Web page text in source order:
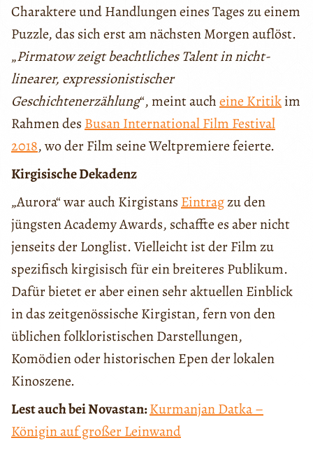
Charaktere und Handlungen eines Tages zu einem
Puzzle, das sich erst am nächsten Morgen auflöst.
„Pirmatow zeigt beachtliches Talent in nicht-
linearer, expressionistischer
Geschichtenerzählung“, meint aucheine Kritikim
Rahmen desBusan International Film Festival
2018, wo der Film seine Weltpremiere feierte.
Kirgisische Dekadenz
„Aurora“ war auch KirgistansEintragzu den
jüngsten Academy Awards, schaffte es aber nicht
jenseits der Longlist. Vielleicht ist der Film zu
spezifisch kirgisisch für ein breiteres Publikum.
Dafür bietet er aber einen sehr aktuellen Einblick
in das zeitgenössische Kirgistan, fern von den
üblichen folkloristischen Darstellungen,
Komödien oder historischen Epen der lokalen
Kinoszene.
Lest auch bei Novastan:Kurmanjan Datka –
Königin auf großer Leinwand